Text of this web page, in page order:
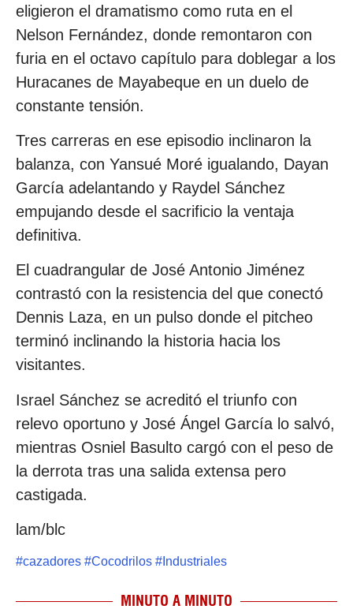
eligieron el dramatismo como ruta en el
Nelson Fernández, donde remontaron con
furia en el octavo capítulo para doblegar a los
Huracanes de Mayabeque en un duelo de
constante tensión.
Tres carreras en ese episodio inclinaron la
balanza, con Yansué Moré igualando, Dayan
García adelantando y Raydel Sánchez
empujando desde el sacrificio la ventaja
definitiva.
El cuadrangular de José Antonio Jiménez
contrastó con la resistencia del que conectó
Dennis Laza, en un pulso donde el pitcheo
terminó inclinando la historia hacia los
visitantes.
Israel Sánchez se acreditó el triunfo con
relevo oportuno y José Ángel García lo salvó,
mientras Osniel Basulto cargó con el peso de
la derrota tras una salida extensa pero
castigada.
lam/blc
#cazadores #Cocodrilos # Industriales
MINUTO A MINUTO